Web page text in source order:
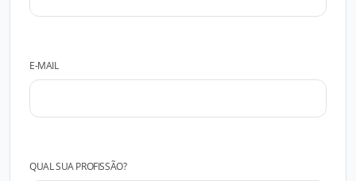
E-MAIL
QUAL SUA PROFISSÃO?